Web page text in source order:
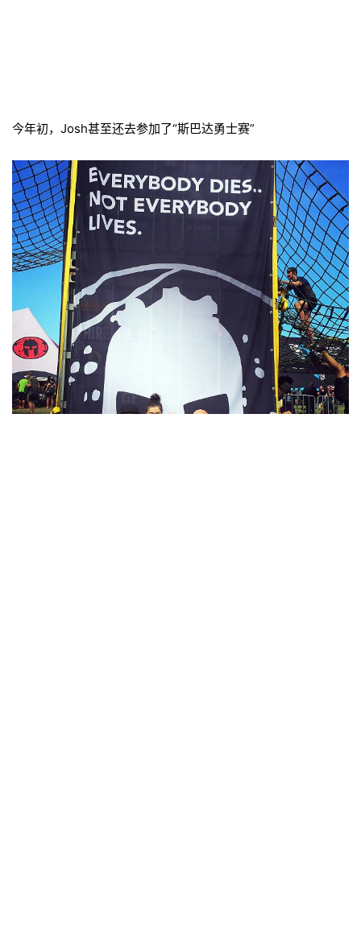
今年初，Josh甚至还去参加了“斯巴达勇士赛”